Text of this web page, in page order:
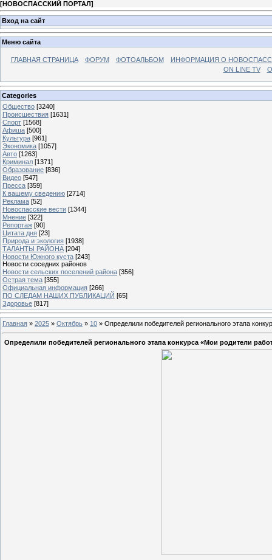
[НОВОСПАССКИЙ ПОРТАЛ]
Вход на сайт
Меню сайта
ГЛАВНАЯ СТРАНИЦА ФОРУМ ФОТОАЛЬБОМ
ИНФОРМАЦИЯ О
ON LINE TV
Categories
Общество [3240]
Происшествия [1631]
Спорт [1568]
Афиша [500]
Культура [961]
Экономика [1057]
Авто [1263]
Криминал [1371]
Образование [836]
Видео [547]
Пресса [359]
К вашему сведению [2714]
Реклама [52]
Новоспасские вести [1344]
Мнение [322]
Репортаж [90]
Цитата дня [23]
Природа и экология [1938]
ТАЛАНТЫ РАЙОНА [204]
Новости Южного куста [243]
Новости соседних районов
Новости сельских поселений района [356]
Острая тема [355]
Официальная информация [266]
ПО СЛЕДАМ НАШИХ ПУБЛИКАЦИЙ [65]
Здоровье [817]
Главная » 2025 » Октябрь » 10 » Определили победителей регионального этапа
Определили победителей регионального этапа конкурса «Мои родители